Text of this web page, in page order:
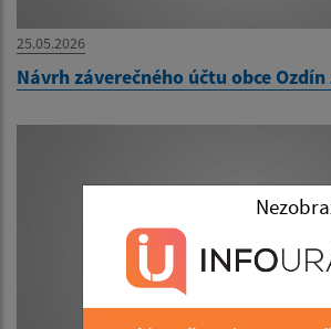
25.05.2026
Návrh záverečného účtu obce